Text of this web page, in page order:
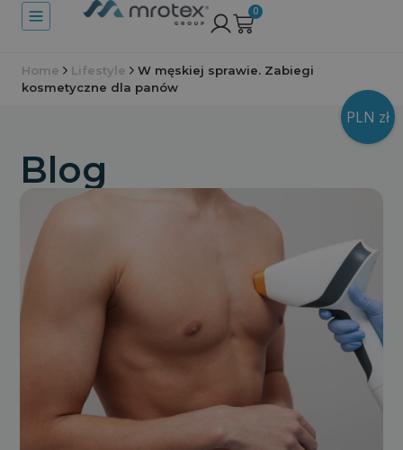
0
Home Lifestyle
W męskiej sprawie. Zabiegi
kosmetyczne dla panów
Blog
PLN zł